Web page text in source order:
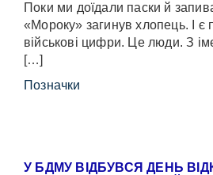
Поки ми доїдали паски й
«Мороку» загинув хлопець. І є
військові цифри. Це люди. З
[…]
Позначки
У БДМУ ВІДБУВСЯ ДЕНЬ